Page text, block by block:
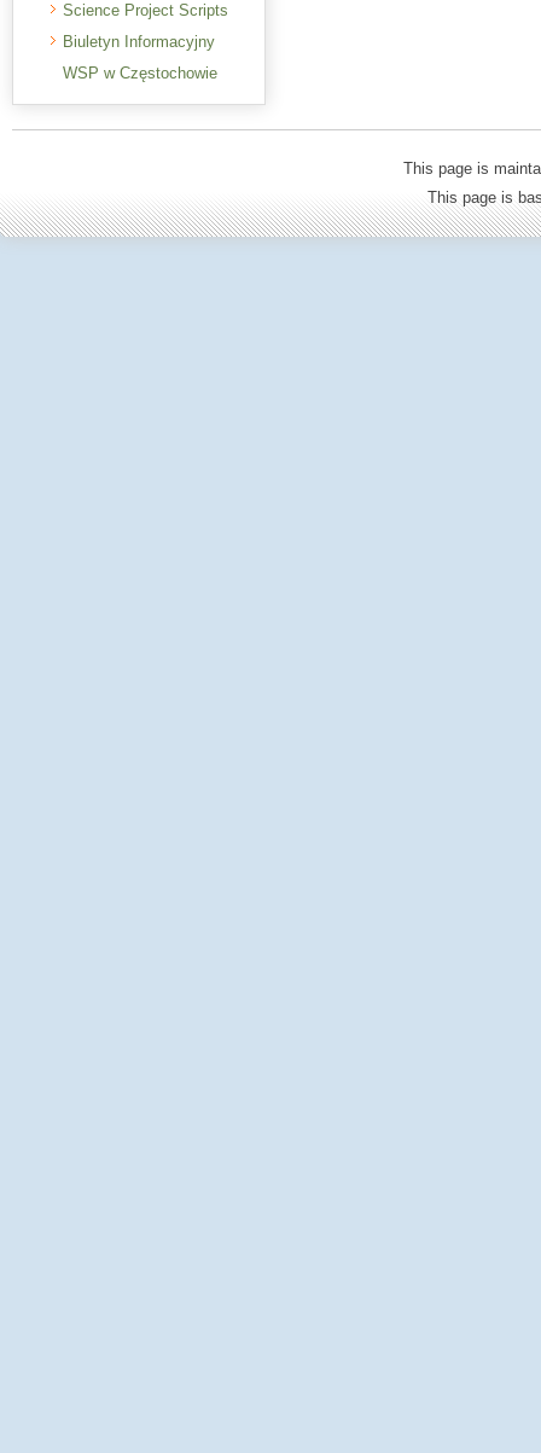
Science Project Scripts
Biuletyn Informacyjny
WSP w Częstochowie
This page is
This page is